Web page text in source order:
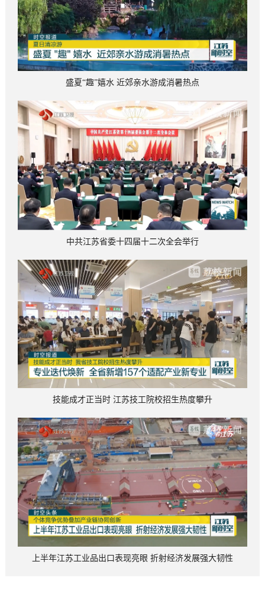
盛夏“趣”嬉水 近郊亲水游成消暑热点
中共江苏省委十四届十二次全会举行
技能成才正当时 江苏技工院校招生热度攀升
上半年江苏工业品出口表现亮眼 折射经济发展强大韧性